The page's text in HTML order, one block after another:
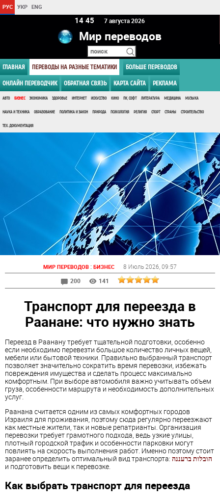
РУС УКР ENG
14:45 7 августа 2026
Мир переводов
ГЛАВНАЯ ПЕРЕВОДЫ НА РАЗНЫЕ ТЕМАТИКИ БОЛЬШЕ ПЕРЕВОДОВ
ОНЛАЙН ПЕРЕВОДЧИК ОБРАТНАЯ СВЯЗЬ КАРТА САЙТА РЕКЛАМА
АВТО БИЗНЕС ЭКОНОМИКА ЗДОРОВЬЕ ИНТЕРНЕТ ИСКУССТВО КИНО ПК, СОФТ ЛИТЕРАТУРА МЕДИЦИНА МУЗЫКА
НАУКА И ТЕХНИКА ОБРАЗОВАНИЕ ПОЛИТИКА И ЗАКОН ПРИРОДА ПСИХОЛОГИЯ РЕЛИГИЯ СПОРТ СТРАНЫ СТРОИТЕЛЬСТВО
ТЕХ. ДОКУМЕНТАЦИЯ
МИР ПЕРЕВОДОВ : БИЗНЕС 8 Июль 2026 , 09:57
200
141
Транспорт для переезда в
Раанане: что нужно знать
Переезд в Раанану требует тщательной подготовки, особенно
если необходимо перевезти большое количество личных вещей,
мебели или бытовой техники. Правильно выбранный транспорт
позволяет значительно сократить время перевозки, избежать
повреждения имущества и сделать процесс максимально
комфортным. При выборе автомобиля важно учитывать объем
груза, особенности маршрута и необходимость дополнительных
услуг.
Раанана считается одним из самых комфортных городов
Израиля для проживания, поэтому сюда регулярно переезжают
как местные жители, так и новые репатрианты. Организация
перевозки требует грамотного подхода, ведь узкие улицы,
плотный городской трафик и особенности парковки могут
повлиять на скорость выполнения работ. Именно поэтому стоит
заранее определить оптимальный вид транспорта: הובלות ברעננה
и подготовить вещи к перевозке.
Как выбрать транспорт для переезда